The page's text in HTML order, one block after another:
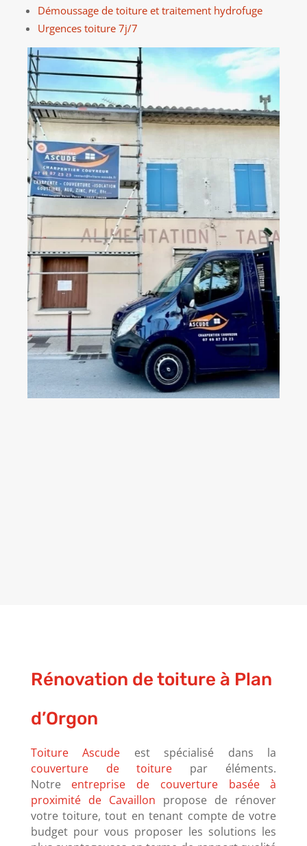
Démoussage de toiture et traitement hydrofuge
Urgences toiture 7j/7
Rénovation de toiture à Plan
d’Orgon
Toiture Ascude est spécialisé dans la
couverture de toiture par éléments.
Notre entreprise de couverture basée à
proximité de Cavaillon propose de rénover
votre toiture, tout en tenant compte de votre
budget pour vous proposer les solutions les